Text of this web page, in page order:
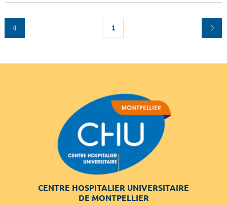
1
CENTRE HOSPITALIER UNIVERSITAIRE
DE MONTPELLIER